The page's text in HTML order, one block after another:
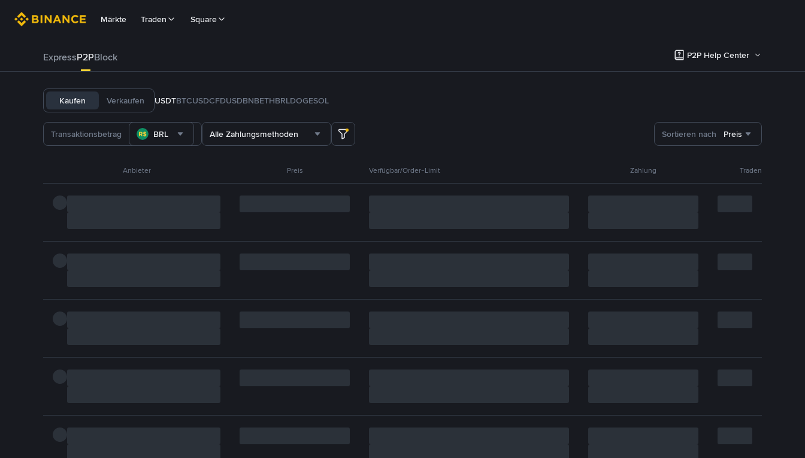
Märkte Traden Square
ExpressP2PBlock P2P Help Center
Kaufen Verkaufen USDTBTCUSDCFDUSDBNBETHBRLDOGESOL
BRL Alle Zahlungsmethoden Sortieren nach Preis
Anbieter Preis Verfügbar/Order-Limit Zahlung Traden